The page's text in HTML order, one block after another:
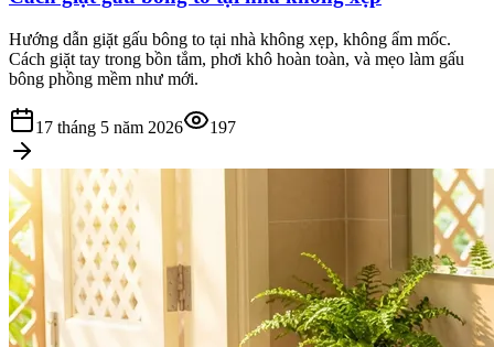
Hướng dẫn giặt gấu bông to tại nhà không xẹp, không ẩm mốc.
Cách giặt tay trong bồn tắm, phơi khô hoàn toàn, và mẹo làm gấu
bông phồng mềm như mới.
17 tháng 5 năm 2026 197